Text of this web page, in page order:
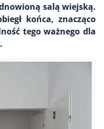
salą wiejską.
końca, znacząco
tego ważnego dla